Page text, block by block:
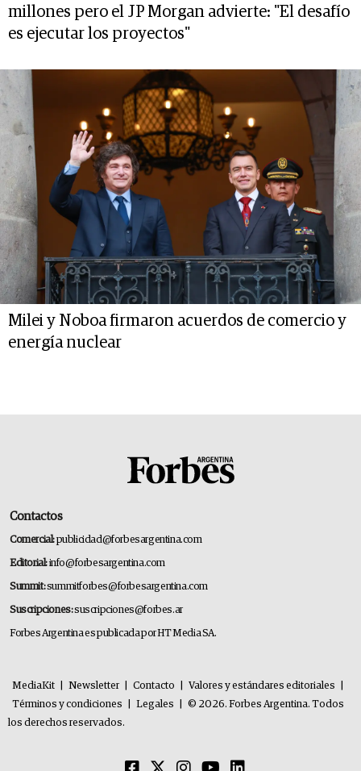
millones pero el JP Morgan advierte: "El desafío
es ejecutar los proyectos"
Milei y Noboa firmaron acuerdos de comercio y
energía nuclear
Contactos
Comercial:publicidad@forbesargentina.com
Editorial:info@forbesargentina.com
Summit:summitforbes@forbesargentina.com
Suscripciones:suscripciones@forbes.ar
Forbes Argentina es publicada por HT Media SA.
MediaKit Newsletter Contacto Valores y estándares editoriales
Términos y condiciones
Legales
© 2026. Forbes Argentina. Todos
los derechos reservados.